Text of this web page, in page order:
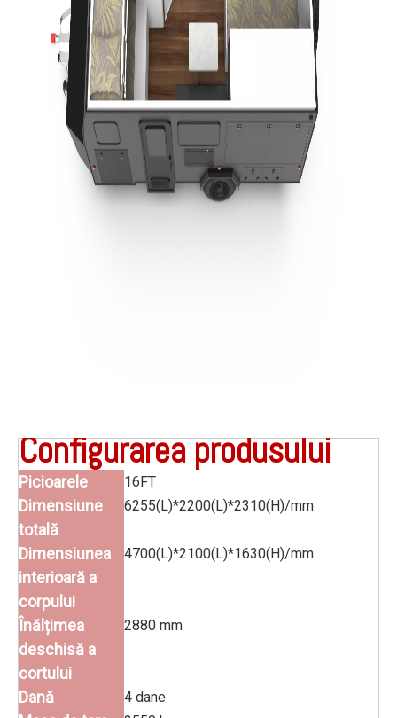
Configurarea produsului
Picioarele 16FT
Dimensiune
totală
6255(L)*2200(L)*2310(H)/mm
Dimensiunea
interioară a
corpului
4700(L)*2100(L)*1630(H)/mm
Înălțimea
deschisă a
cortului
2880 mm
Dană 4 dane